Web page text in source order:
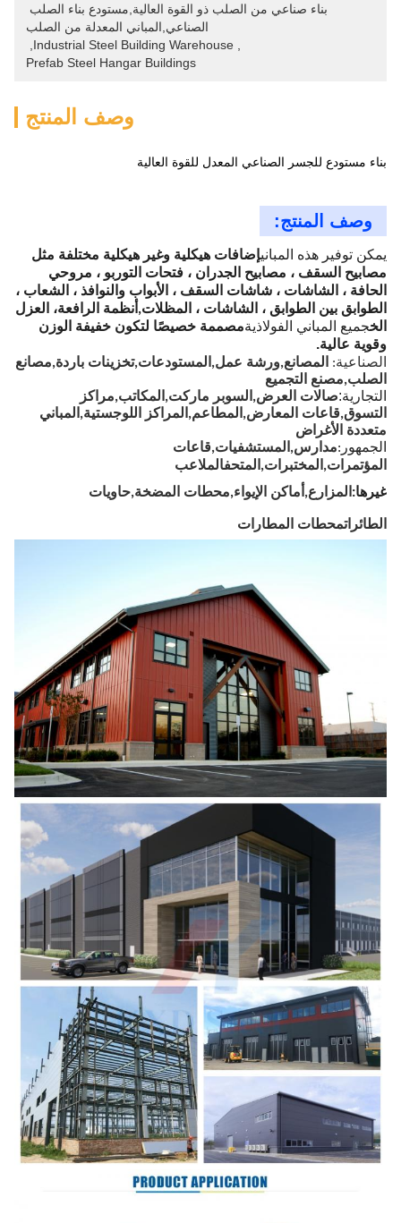
الصناعي,المباني المعدلة من الصلب
Industrial Steel Building Warehouse
Prefab Steel Hangar Buildings
وصف المنتج
بناء مستودع للجسر الصناعي المعدل للقوة العالية
وصف المنتج:
يمكن توفير هذه المبانيإضافات هيكلية وغير هيكلية مختلفة مثل
مصابيح السقف ، مصابيح الجدران ، فتحات التوربو ، مروحي
الحافة ، الشاشات ، شاشات السقف ، الأبواب والنوافذ ، الشعاب ،
الطوابق بين الطوابق ، الشاشات ، المظلات,أنظمة الرافعة، العزل
الخجميع المباني الفولاذيةمصممة خصيصًا لتكون خفيفة الوزن
وقوية عالية.
الصناعية: المصانع,ورشة عمل, المستودعات,تخزينات باردة,مصانع
الصلب,مصنع التجميع
التجارية:صالات العرض, السوبر ماركت, المكاتب,مراكز
التسوق,قاعات المعارض, المطاعم, المراكز اللوجستية, المباني
متعددة الأغراض
الجمهور:مدارس, المستشفيات,قاعات
المؤتمرات, المختبرات, المتحفالملاعب
غيرها: المزارع, أماكن الإيواء,محطات المضخة,حاويات
الطائراتمحطات المطارات